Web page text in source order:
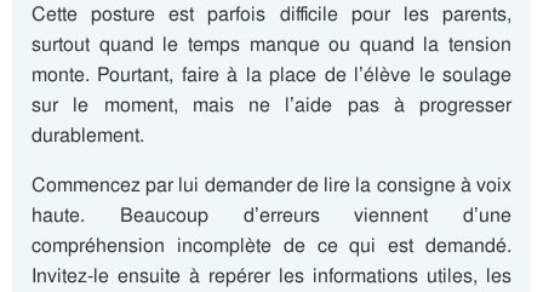
Cette posture est parfois difficile pour les parents,
surtout quand le temps manque ou quand la tension
monte. Pourtant, faire à la place de l’élève le soulage
sur le moment, mais ne l’aide pas à progresser
durablement.
Commencez par lui demander de lire la consigne à voix
haute. Beaucoup d’erreurs viennent d’une
compréhension incomplète de ce qui est demandé.
Invitez-le ensuite à repérer les informations utiles, les